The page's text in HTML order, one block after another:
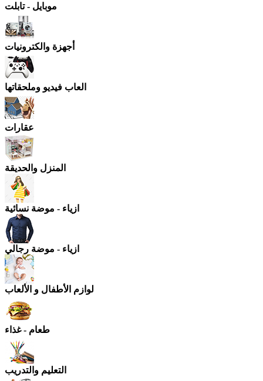
موبايل - تابلت
أجهزة والكترونيات
العاب فيديو وملحقاتها
عقارات
المنزل والحديقة
ازياء - موضة نسائية
ازياء - موضة رجالي
لوازم الأطفال و الألعاب
طعام - غذاء
التعليم والتدريب